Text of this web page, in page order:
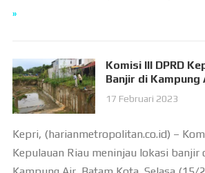
»
Komisi III DPRD
Banjir di Kampung
17 Februari 2023
Kepri, (harianmetropolitan.co.id) –
Kepulauan Riau meninjau lokasi banjir